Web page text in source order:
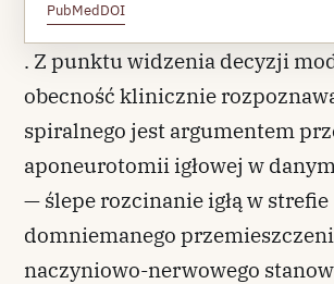
PubMedDOI
. Z punktu widzenia decyzji
obecność klinicznie
spiralnego jest argumentem
aponeurotomii igłowej w
— ślepe rozcinanie igłą w strefie
domniemanego
naczyniowo-nerwowego